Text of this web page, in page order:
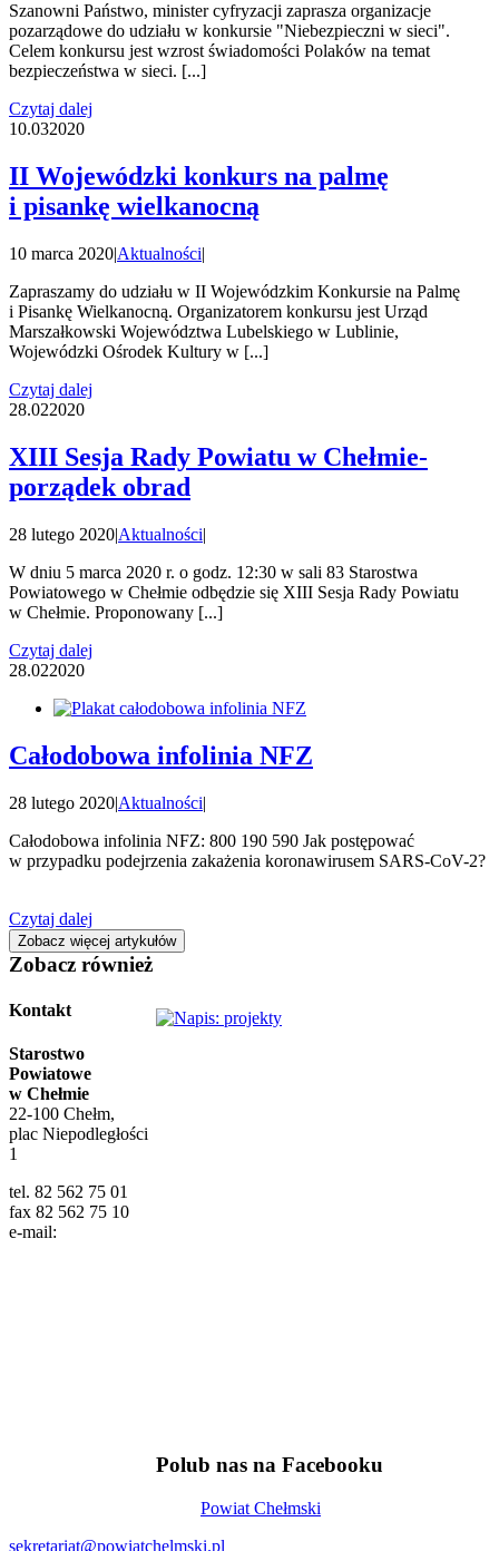
Szanowni Państwo, minister cyfryzacji zaprasza organizacje
pozarządowe do udziału w konkursie "Niebezpieczni w sieci".
Celem konkursu jest wzrost świadomości Polaków na temat
bezpieczeństwa w sieci. [...]
Czytaj dalej
10.032020
II Wojewódzki konkurs na palmę
i pisankę wielkanocną
10 marca 2020|Aktualności|
Zapraszamy do udziału w II Wojewódzkim Konkursie na Palmę
i Pisankę Wielkanocną. Organizatorem konkursu jest Urząd
Marszałkowski Województwa Lubelskiego w Lublinie,
Wojewódzki Ośrodek Kultury w [...]
Czytaj dalej
28.022020
XIII Sesja Rady Powiatu w Chełmie-
porządek obrad
28 lutego 2020|Aktualności|
W dniu 5 marca 2020 r. o godz. 12:30 w sali 83 Starostwa
Powiatowego w Chełmie odbędzie się XIII Sesja Rady Powiatu
w Chełmie. Proponowany [...]
Czytaj dalej
28.022020
Całodobowa infolinia NFZ
28 lutego 2020|Aktualności|
Całodobowa infolinia NFZ: 800 190 590 Jak postępować
w przypadku podejrzenia zakażenia koronawirusem SARS-CoV-2?
Czytaj dalej
Zobacz więcej artykułów
fax 82 562 75 10